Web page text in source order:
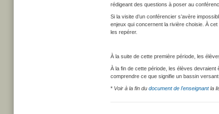
rédigeant des questions à poser au
Si la visite d’un conférencier s’avère
enjeux qui concernent la rivière choisie. À
les repérer.
À la suite de cette première période, les
À la fin de cette période, les élèves
comprendre ce que signifie un bassin
* Voir à la fin du document de l'enseignantla